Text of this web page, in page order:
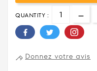
QUANTITY :
Donnez votre avis